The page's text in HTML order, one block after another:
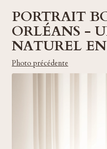
PORTRAIT
ORLÉANS -
NATUREL
Photo précédente